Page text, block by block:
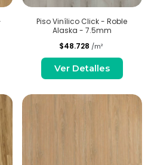
Piso Vinílico Click - Roble
Alaska - 7.5mm
$48.728 /m²
Ver Detalles